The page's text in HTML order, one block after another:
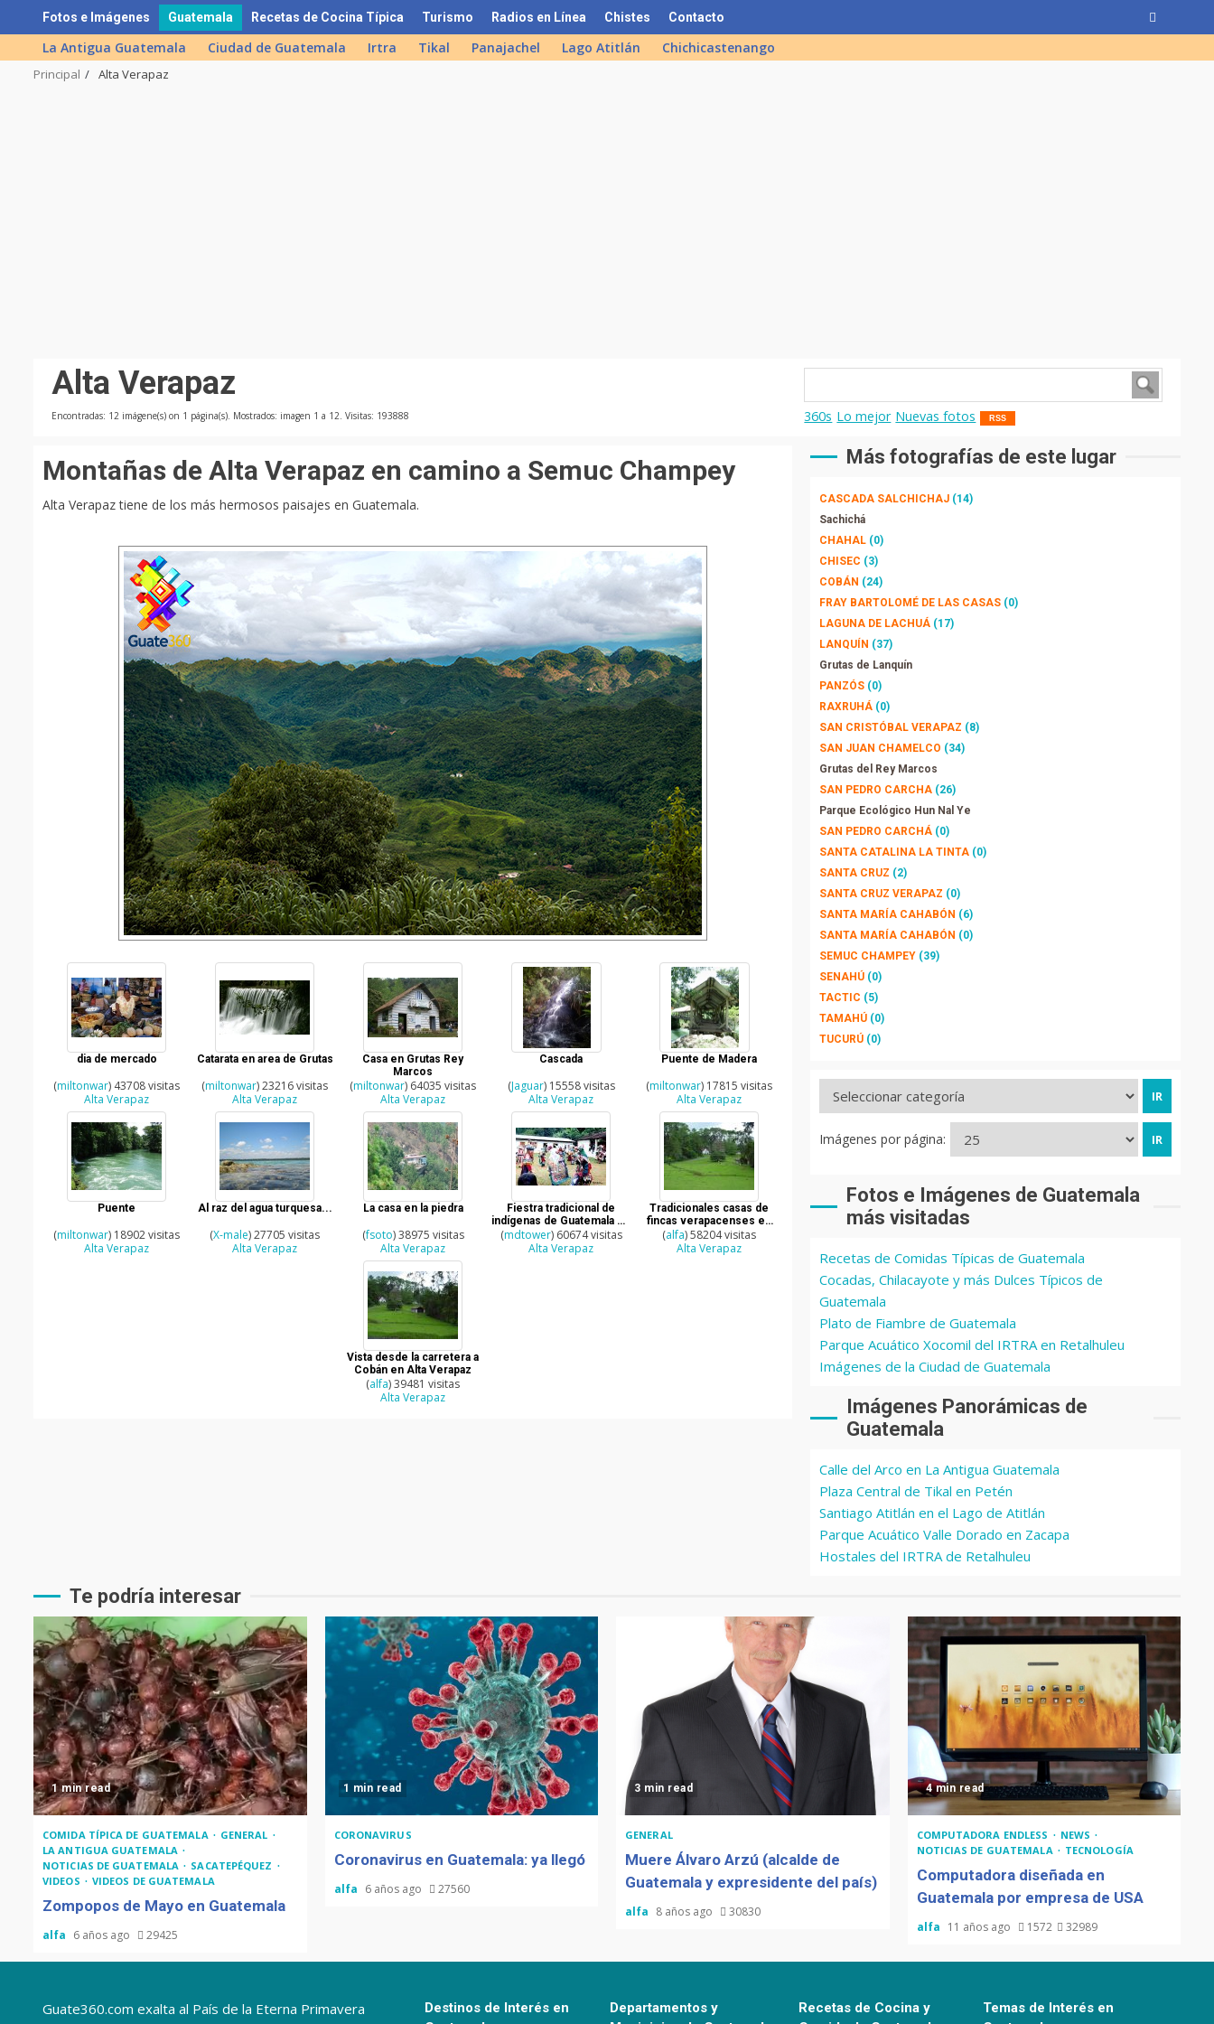
to
content
Fotos e Imágenes Guatemala Recetas de Cocina Típica Turismo Radios en Línea Chistes Contacto
La Antigua Guatemala Ciudad de Guatemala Irtra Tikal Panajachel Lago Atitlán Chichicastenango
Principal Alta Verapaz
Alta Verapaz
Encontradas: 12 imágene(s) on 1 página(s). Mostrados: imagen 1 a 12. Visitas: 193888 360s Lo mejor Nuevas fotos RSS
Montañas de Alta Verapaz en camino a Semuc Champey
Alta Verapaz tiene de los más hermosos paisajes en Guatemala.
dia de mercado
(miltonwar) 43708 visitas
Alta Verapaz
Catarata en area de Grutas
(miltonwar) 23216 visitas
Alta Verapaz
Casa en Grutas Rey
Marcos
(miltonwar) 64035 visitas
Alta Verapaz
Cascada
(Jaguar) 15558 visitas
Alta Verapaz
Puente de Madera
(miltonwar) 17815 visitas
Alta Verapaz
Puente
(miltonwar) 18902 visitas
Alta Verapaz
Al raz del agua turquesa...
(X-male) 27705 visitas
Alta Verapaz
La casa en la piedra
(fsoto) 38975 visitas
Alta Verapaz
Fiestra tradicional de
indígenas de Guatemala en
Alta Verapaz
(mdtower) 60674 visitas
Alta Verapaz
Tradicionales casas de
fincas verapacenses en
Cobán, Alta Verapaz
(alfa) 58204 visitas
Alta Verapaz
Vista desde la carretera a
Cobán en Alta Verapaz
(alfa) 39481 visitas
Alta Verapaz
Más fotografías de este lugar
CASCADA SALCHICHAJ (14)
Sachichá
CHAHAL (0)
CHISEC (3)
COBÁN (24)
FRAY BARTOLOMÉ DE LAS CASAS (0)
LAGUNA DE LACHUÁ (17)
LANQUÍN (37)
Grutas de Lanquín
PANZÓS (0)
RAXRUHÁ (0)
SAN CRISTÓBAL VERAPAZ (8)
SAN JUAN CHAMELCO (34)
Grutas del Rey Marcos
SAN PEDRO CARCHA (26)
Parque Ecológico Hun Nal Ye
SAN PEDRO CARCHÁ (0)
SANTA CATALINA LA TINTA (0)
SANTA CRUZ (2)
SANTA CRUZ VERAPAZ (0)
SANTA MARÍA CAHABÓN (6)
SANTA MARÍA CAHABÓN (0)
SEMUC CHAMPEY (39)
SENAHÚ (0)
TACTIC (5)
TAMAHÚ (0)
TUCURÚ (0)
Imágenes por página:
Fotos e Imágenes de Guatemala
más visitadas
Recetas de Comidas Típicas de Guatemala
Cocadas, Chilacayote y más Dulces Típicos de
Guatemala
Plato de Fiambre de Guatemala
Parque Acuático Xocomil del IRTRA en Retalhuleu
Imágenes de la Ciudad de Guatemala
Imágenes Panorámicas de
Guatemala
Calle del Arco en La Antigua Guatemala
Plaza Central de Tikal en Petén
Santiago Atitlán en el Lago de Atitlán
Parque Acuático Valle Dorado en Zacapa
Hostales del IRTRA de Retalhuleu
Te podría interesar
1 min read
COMIDA TÍPICA DE GUATEMALA
GENERAL
LA ANTIGUA GUATEMALA
NOTICIAS DE GUATEMALA
SACATEPÉQUEZ
VIDEOS
VIDEOS DE GUATEMALA
Zompopos de Mayo en Guatemala
alfa 6 años ago 29425
1 min read
CORONAVIRUS
Coronavirus en Guatemala: ya llegó
alfa 6 años ago 27560
3 min read
GENERAL
Muere Álvaro Arzú (alcalde de
Guatemala y expresidente del país)
alfa 8 años ago 30830
4 min read
COMPUTADORA ENDLESS
NEWS
NOTICIAS DE GUATEMALA
TECNOLOGÍA
Computadora diseñada en
Guatemala por empresa de USA
alfa 11 años ago 1572 32989
Guate360.com exalta al País de la Eterna Primavera
Destinos de Interés en
Departamentos y
Recetas de Cocina y
Temas de Interés en